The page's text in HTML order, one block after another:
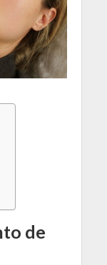
de